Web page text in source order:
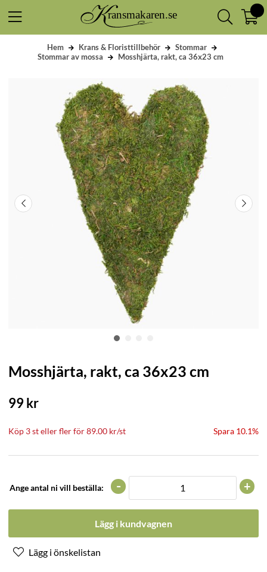
Hem Krans & Floristtillbehör
Stommar
Stommar av mossa
Mosshjärta, rakt, ca 36x23 cm
Mosshjärta, rakt, ca 36x23 cm
99kr
Köp 3 steller fler för89.00 kr/st Spara 10.1%
Ange antal ni vill beställa: +
-
Lägg i kundvagnen